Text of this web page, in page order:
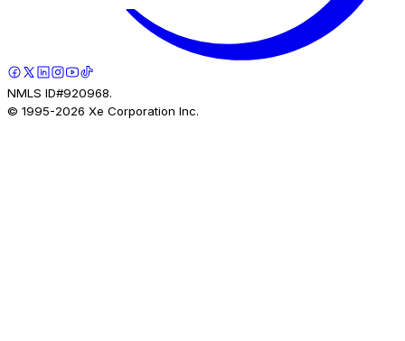
NMLS ID#920968.
© 1995-2026 Xe Corporation Inc.